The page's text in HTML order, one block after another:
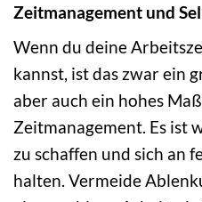
Zeitmanagement und
Wenn du deine
kannst, ist das zwar ein
aber auch ein hohes
Zeitmanagement. Es ist
zu schaffen und sich an
halten. Vermeide